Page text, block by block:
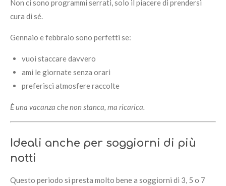
Non ci sono programmi serrati, solo il piacere di prendersi
cura di sé.
Gennaio e febbraio sono perfetti se:
vuoi staccare davvero
ami le giornate senza orari
preferisci atmosfere raccolte
È una vacanza che non stanca, ma ricarica.
Ideali anche per soggiorni di più
notti
Questo periodo si presta molto bene a soggiorni di 3, 5 o 7